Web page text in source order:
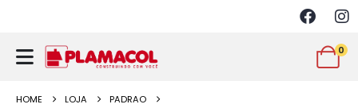
0
HOME LOJA
PADRAO